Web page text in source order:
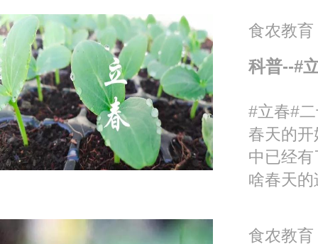
食农教育
科普--#
#立春#
春天的
中已经
啥春天
食农教育